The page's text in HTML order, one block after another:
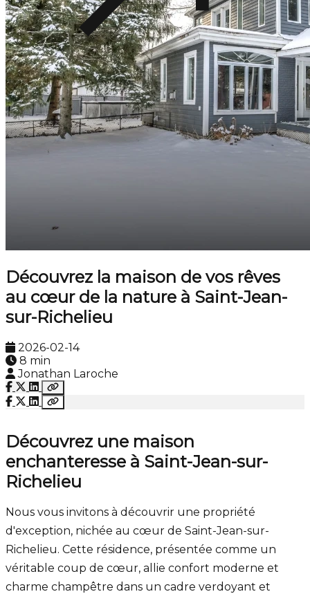
Découvrez la maison de vos rêves
au cœur de la nature à Saint-Jean-
sur-Richelieu
2026-02-14
8 min
Jonathan Laroche
Découvrez une maison
enchanteresse à Saint-Jean-sur-
Richelieu
Nous vous invitons à découvrir une propriété
d'exception, nichée au cœur de Saint-Jean-sur-
Richelieu. Cette résidence, présentée comme un
véritable coup de cœur, allie confort moderne et
charme champêtre dans un cadre verdoyant et